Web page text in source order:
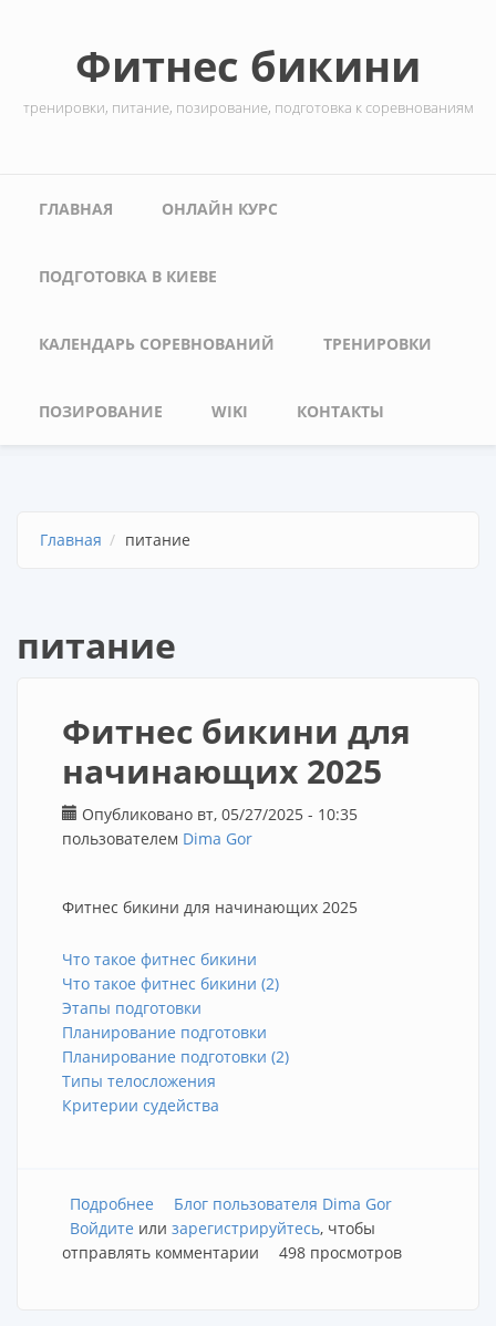
Фитнес бикини
тренировки, питание, позирование, подготовка к соревнованиям
Главное меню
ГЛАВНАЯ ОНЛАЙН КУРС
ПОДГОТОВКА В КИЕВЕ
КАЛЕНДАРЬ СОРЕВНОВАНИЙ ТРЕНИРОВКИ
ПОЗИРОВАНИЕ WIKI КОНТАКТЫ
Главная питание
питание
Фитнес бикини для
начинающих 2025
Опубликовано вт, 05/27/2025 - 10:35
пользователем Dima Gor
Фитнес бикини для начинающих 2025
Что такое фитнес бикини
Что такое фитнес бикини (2)
Этапы подготовки
Планирование подготовки
Планирование подготовки (2)
Типы телосложения
Критерии судейства
Подробнее о Фитнес бикини для начинающих 2025
Блог пользователя Dima Gor
Войдите или зарегистрируйтесь, чтобы
отправлять комментарии
498 просмотров